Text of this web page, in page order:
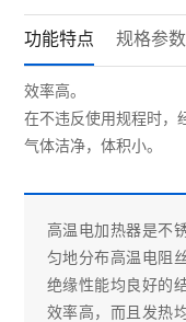
功能特点 规格参数
效率高。
在不违反使用规程时，
气体洁净，体积小。
高温电加热器是不
匀地分布高温电阻
绝缘性能均良好的
效率高，而且发热